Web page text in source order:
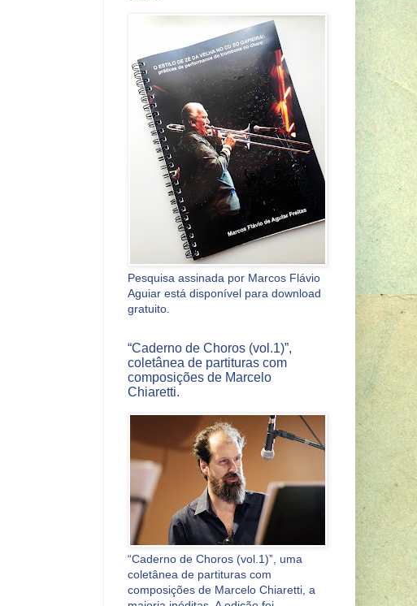
Pesquisa assinada por Marcos Flávio
Aguiar está disponível para download
gratuito.
“Caderno de Choros (vol.1)”,
coletânea de partituras com
composições de Marcelo
Chiaretti.
“Caderno de Choros (vol.1)”, uma
coletânea de partituras com
composições de Marcelo Chiaretti, a